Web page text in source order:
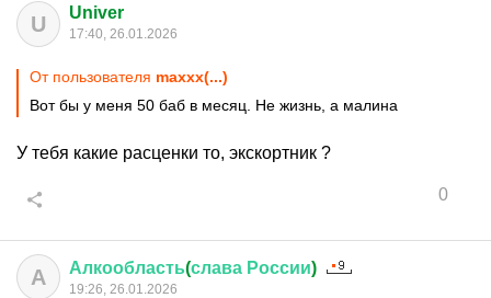
U Univer
17:40, 26.01.2026
От пользователя maxxx(...)
Вот бы у меня 50 баб в месяц. Не жизнь, а малина
У тебя какие расценки то, экскортник ?
0
А Алкообласть(слава России)
19:26, 26.01.2026